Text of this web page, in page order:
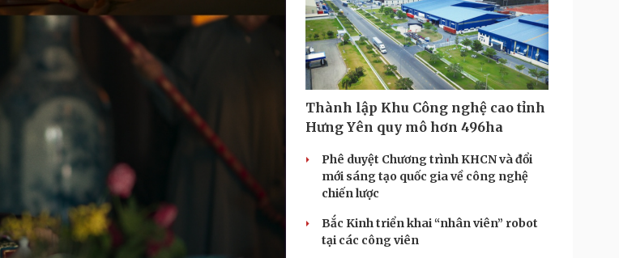
Thành lập Khu Công nghệ cao tỉnh
Hưng Yên quy mô hơn 496ha
Phê duyệt Chương trình KHCN và đổi
mới sáng tạo quốc gia về công nghệ
chiến lược
Bắc Kinh triển khai “nhân viên” robot
tại các công viên